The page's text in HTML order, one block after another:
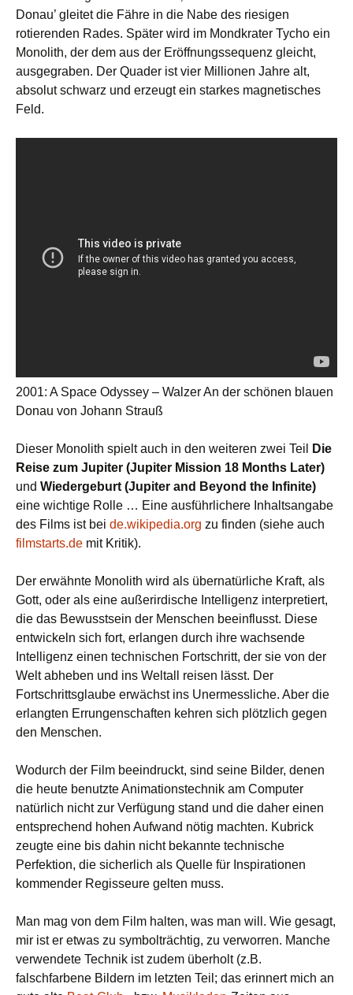
Donau’ gleitet die Fähre in die Nabe des riesigen
rotierenden Rades. Später wird im Mondkrater Tycho ein
Monolith, der dem aus der Eröffnungssequenz gleicht,
ausgegraben. Der Quader ist vier Millionen Jahre alt,
absolut schwarz und erzeugt ein starkes magnetisches
Feld.
2001: A Space Odyssey – Walzer An der schönen blauen
Donau von Johann Strauß
Dieser Monolith spielt auch in den weiteren zwei Teil
Die
Reise zum Jupiter (Jupiter Mission 18 Months Later)
und Wiedergeburt (Jupiter and Beyond the Infinite)
eine wichtige Rolle … Eine ausführlichere Inhaltsangabe
des Films ist bei de.wikipedia.org zu finden (siehe auch
filmstarts.de mit Kritik).
Der erwähnte Monolith wird als übernatürliche Kraft, als
Gott, oder als eine außerirdische Intelligenz interpretiert,
die das Bewusstsein der Menschen beeinflusst. Diese
entwickeln sich fort, erlangen durch ihre wachsende
Intelligenz einen technischen Fortschritt, der sie von der
Welt abheben und ins Weltall reisen lässt. Der
Fortschrittsglaube erwächst ins Unermessliche. Aber die
erlangten Errungenschaften kehren sich plötzlich gegen
den Menschen.
Wodurch der Film beeindruckt, sind seine Bilder, denen
die heute benutzte Animationstechnik am Computer
natürlich nicht zur Verfügung stand und die daher einen
entsprechend hohen Aufwand nötig machten. Kubrick
zeugte eine bis dahin nicht bekannte technische
Perfektion, die sicherlich als Quelle für Inspirationen
kommender Regisseure gelten muss.
Man mag von dem Film halten, was man will. Wie gesagt,
mir ist er etwas zu symbolträchtig, zu verworren. Manche
verwendete Technik ist zudem überholt (z.B.
falschfarbene Bildern im letzten Teil; das erinnert mich an